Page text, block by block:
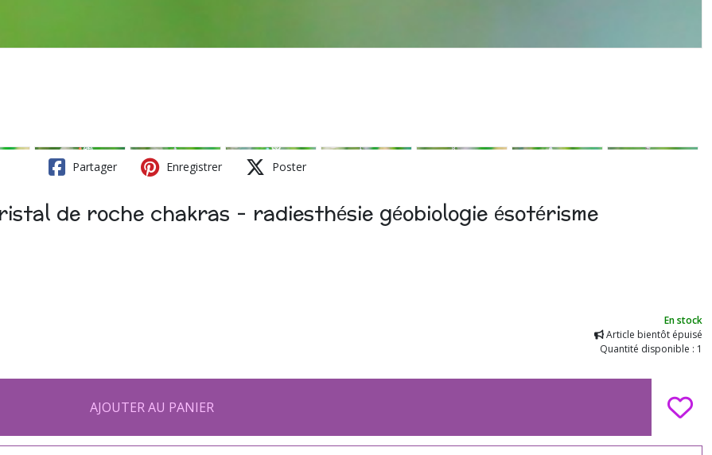
Partager Enregistrer Poster
de roche chakras - radiesthésie géobiologie ésotérisme
En stock
Article bientôt épuisé
Quantité disponible : 1
AJOUTER AU PANIER